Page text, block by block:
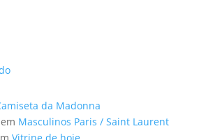
da Madonna
Masculinos Paris / Saint Laurent